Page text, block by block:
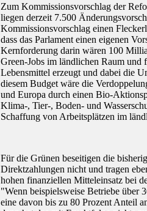
Zum Kommissionsvorschlag der
liegen derzeit 7.500
Kommissionsvorschlag einen
dass das Parlament einen eigenen
Kernforderung darin wären 100
Green-Jobs im ländlichen Raum und
Lebensmittel erzeugt und dabei die
diesem Budget wäre die
und Europa durch einen Bio-
Klima-, Tier-, Boden- und
Schaffung von Arbeitsplätzen im
Für die Grünen beseitigen die
Direktzahlungen nicht und tragen
hohen finanziellen Mitteleinsatz bei
"Wenn beispielsweise Betriebe über
eine davon bis zu 80 Prozent Anteil